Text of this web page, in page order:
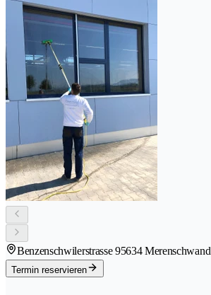
Benzenschwilerstrasse 95634 Merenschwand
Termin reservieren